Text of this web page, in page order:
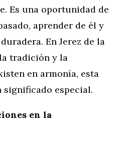
Es una oportunidad de
aprender de él y
En Jerez de la
tradición y la
en armonía, esta
especial.
en la